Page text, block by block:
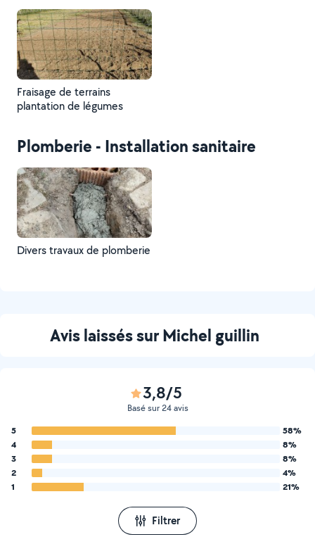
Fraisage de terrains
plantation de légumes
Plomberie - Installation sanitaire
Divers travaux de plomberie
Avis laissés sur Michel guillin
3,8/5
Basé sur 24 avis
5
58%
4
8%
3
8%
2
4%
1
21%
Filtrer